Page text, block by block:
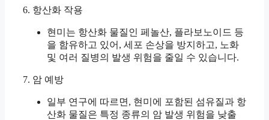
6. 항산화 작용
현미는 항산화 물질인 페놀산, 플라보노이드 등
을 함유하고 있어, 세포 손상을 방지하고, 노화
및 여러 질병의 발생 위험을 줄일 수 있습니다.
7. 암 예방
일부 연구에 따르면, 현미에 포함된 섬유질과 항
산화 물질은 특정 종류의 암 발생 위험을 낮출